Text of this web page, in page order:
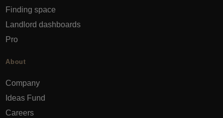
Finding space
Landlord dashboards
Pro
About
Company
Ideas Fund
Careers